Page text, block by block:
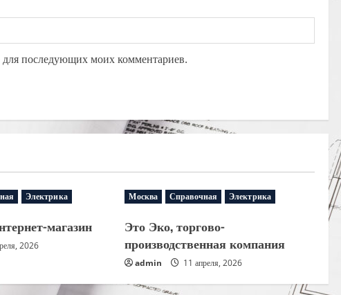
последующих моих комментариев.
Электрика
магазин
2026
Москва Справочная Электрика
Это Эко, торгово-
производственная компания
admin 11 апреля, 2026